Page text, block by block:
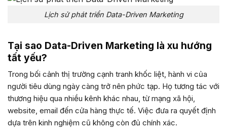
Lịch sử phát triển Data-Driven Marketing
Tại sao Data-Driven Marketing là xu hướng
tất yếu?
Trong bối cảnh thị trường cạnh tranh khốc liệt, hành vi của
người tiêu dùng ngày càng trở nên phức tạp. Họ tương tác với
thương hiệu qua nhiều kênh khác nhau, từ mạng xã hội,
website, email đến cửa hàng thực tế. Việc đưa ra quyết định
dựa trên kinh nghiệm cũ không còn đủ chính xác.